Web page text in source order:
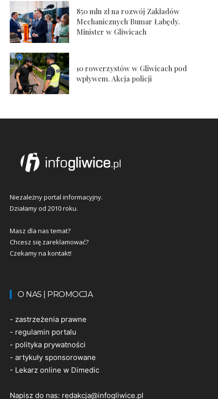
850 mln zł na rozwój Zakładów
Mechanicznych Bumar Łabędy.
Minister w Gliwicach
10 rowerzystów w Gliwicach pod
wpływem. Akcja policji
Niezależny portal informacyjny.
Działamy od 2010 roku.
Masz dla nas temat?
Chcesz się zareklamować?
Czekamy na kontakt!
O NAS | PROMOCJA
- zastrzeżenia prawne
- regulamin portalu
- polityka prywatności
- artykuły sponsorowane
- Lekarz online w Dimedic
Napisz do nas: redakcja@infogliwice.pl